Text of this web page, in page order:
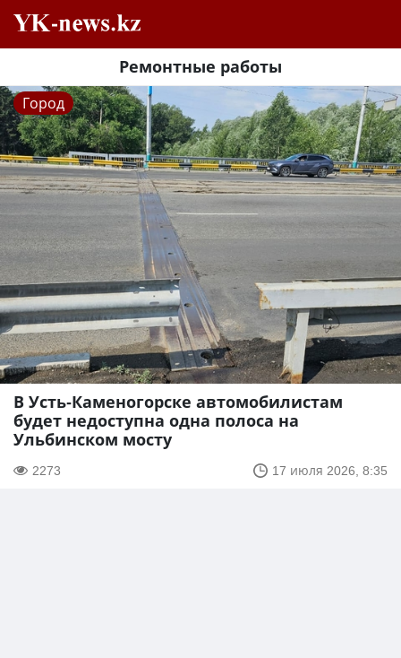
Ремонтные работы
Город
В Усть-Каменогорске автомобилистам
будет недоступна одна полоса на
Ульбинском мосту
2273 17 июля 2026, 8:35